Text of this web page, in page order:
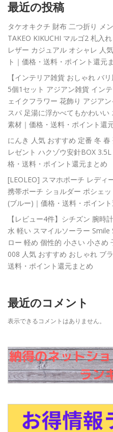
最近の投稿
タケオキクチ 財布 二つ折り メ
TAKEO KIKUCHI マルゴ2 札入
レザー カジュアル オシャレ 人
ト｜価格・送料・ポイント還元
【インテリア雑貨 おしゃれ バ
5個1セット アジアン雑貨 イン
ェイクフラワー 花飾り アジア
スパ 足湯に浮かべてもかわい
素材｜価格・送料・ポイント還
にんき 人気 おすすめ 定番 冬
レゼント ハクゾウ安針BOX
格・送料・ポイント還元まとめ
[LEOLEO] スマホポーチ レディ
携帯ポーチ ショルダー ポシェ
(ブルー)｜価格・送料・ポイン
【レビュー4件】シチズン 腕
水 軽い スマイルソーラー
ロー 軽め 個性的 小さい 小さめ
008 人気 おすすめ おしゃれ ブ
送料・ポイント還元まとめ
最近のコメント
表示できるコメントはありません。